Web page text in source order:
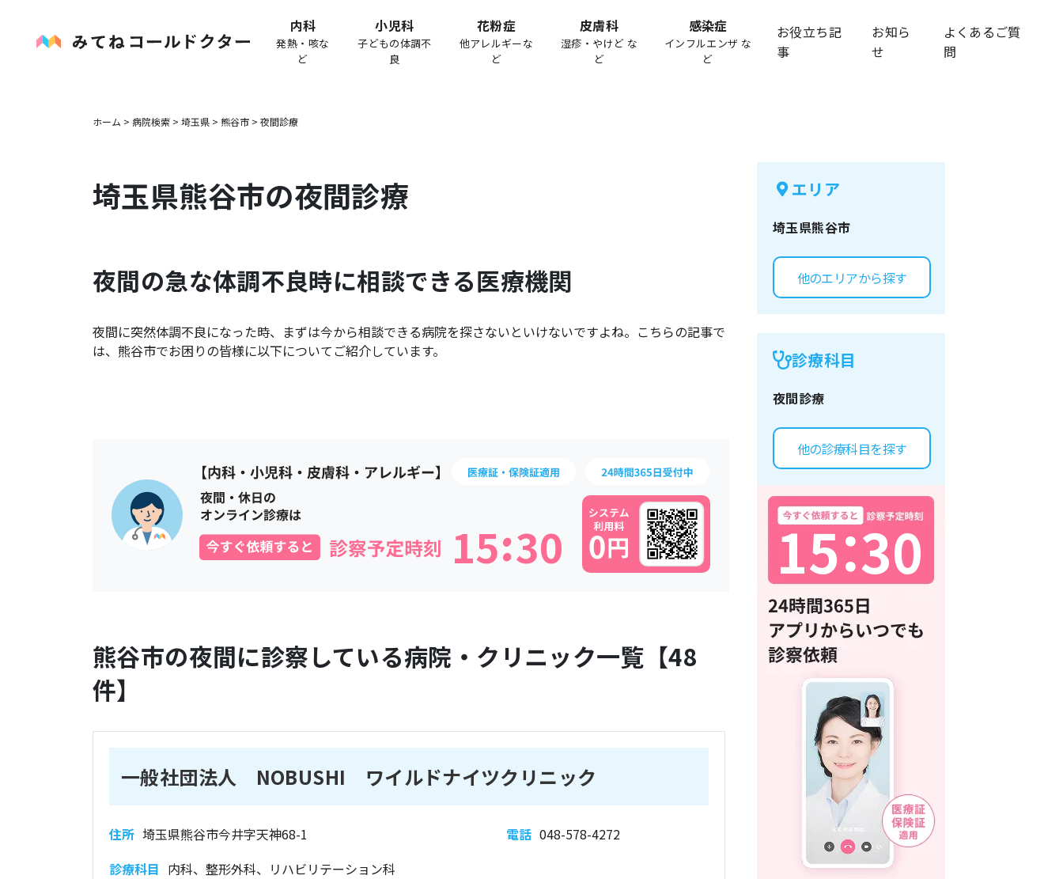
内科
発熱・咳な
ど
小児科
子どもの体調不
良
花粉症
他アレルギーな
ど
皮膚科
湿疹・やけど な
ど
感染症
インフルエンザ な
ど
お役立ち記
事
お知ら
せ
よくあるご質
問
ホーム > 病院検索 > 埼玉県 > 熊谷市 > 夜間診療
埼玉県熊谷市の夜間診療
夜間の急な体調不良時に相談できる医療機関
夜間に突然体調不良になった時、まずは今から相談できる病院を探さないといけないですよね。こちらの記事で
は、 熊谷市でお困りの皆様に以下についてご紹介しています。
15 30
:
熊谷市の夜間に診察している病院・クリニック一覧【48
件】
一般社団法人 NOBUSHI ワイルドナイツクリニック
住所 埼玉県熊谷市今井字天神68-1 電話 048-578-4272
診療科目 内科、整形外科、リハビリテーション科
エリア
埼玉県熊谷市
他のエリアから探す
診療科目
夜間診療
他の診療科目を探す
15：
30